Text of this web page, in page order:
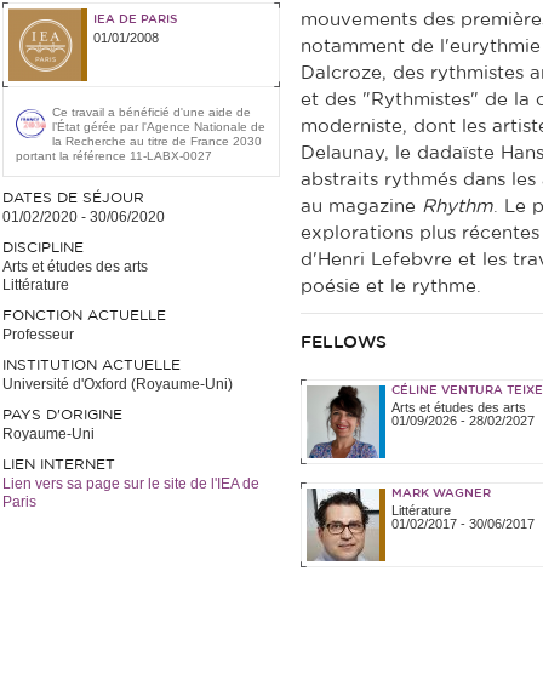
IEA DE PARIS
01/01/2008
Ce travail a bénéficié d'une aide de
l’État gérée par l'Agence Nationale de
la Recherche au titre de France 2030
portant la référence 11-LABX-0027
DATES DE SÉJOUR
01/02/2020 - 30/06/2020
DISCIPLINE
Arts et études des arts
Littérature
FONCTION ACTUELLE
Professeur
INSTITUTION ACTUELLE
Université d'Oxford (Royaume-Uni)
PAYS D'ORIGINE
Royaume-Uni
LIEN INTERNET
Lien vers sa page sur le site de l'IEA de
Paris
mouvements des
notamment de
Dalcroze, des rythmistes
et des "Rythmistes" de la
moderniste, dont les
Delaunay, le dadaïste
abstraits rythmés dans
au magazine Rhythm. Le
explorations plus
d'Henri Lefebvre et les
poésie et le rythme.
FELLOWS
CÉLINE VENTURA
Arts et études des arts
01/09/2026- 28/02/2027
MARK WAGNER
Littérature
01/02/2017- 30/06/2017